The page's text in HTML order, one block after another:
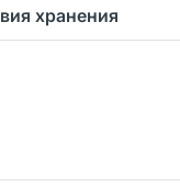
хранения